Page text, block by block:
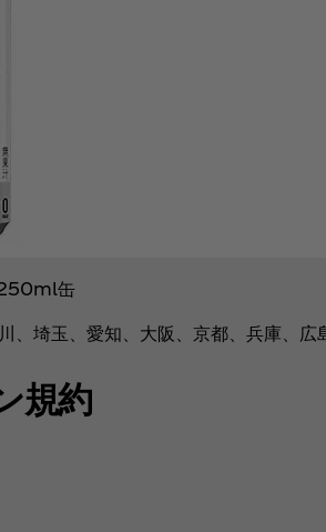
缶
埼玉、愛知、大阪、京都、兵庫、広
規約